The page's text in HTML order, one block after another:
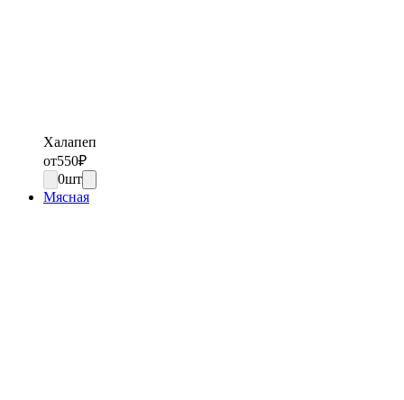
Халапеп
от550₽
0шт
Мясная